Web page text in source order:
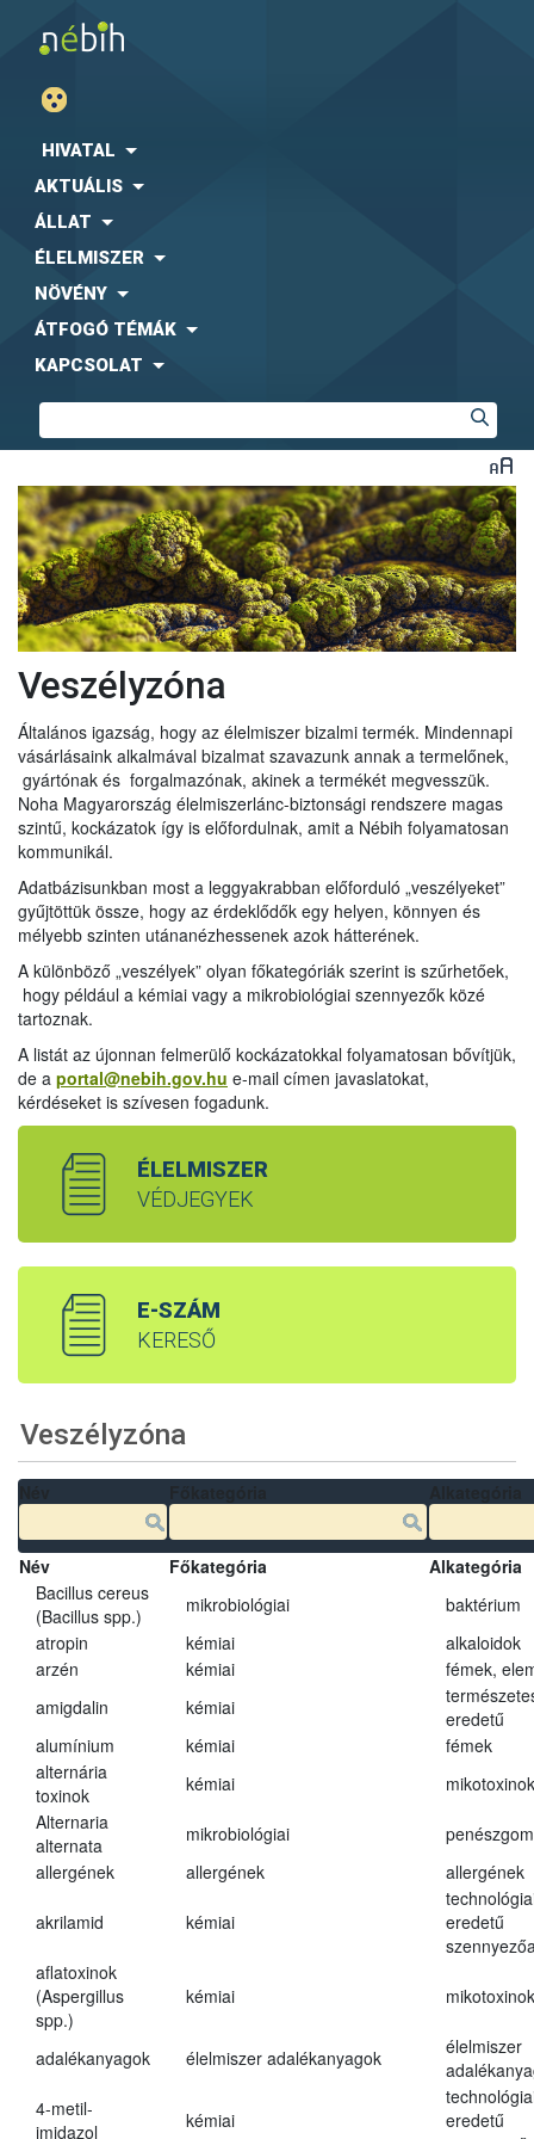
HIVATAL
AKTUÁLIS
ÁLLAT
ÉLELMISZER
NÖVÉNY
ÁTFOGÓ TÉMÁK
KAPCSOLAT
Veszélyzóna
Általános igazság, hogy az élelmiszer bizalmi termék. Mindennapi
vásárlásaink alkalmával bizalmat szavazunk annak a termelőnek,
gyártónak és forgalmazónak, akinek a termékét megvesszük.
Noha Magyarország élelmiszerlánc-biztonsági rendszere magas
szintű, kockázatok így is előfordulnak, amit a Nébih folyamatosan
kommunikál.
Adatbázisunkban most a leggyakrabban előforduló „veszélyeket”
gyűjtöttük össze, hogy az érdeklődők egy helyen, könnyen és
mélyebb szinten utánanézhessenek azok hátterének.
A különböző „veszélyek” olyan főkategóriák szerint is szűrhetőek,
hogy például a kémiai vagy a mikrobiológiai szennyezők közé
tartoznak.
A listát az újonnan felmerülő kockázatokkal folyamatosan bővítjük,
de a portal@nebih.gov.hu e-mail címen javaslatokat,
kérdéseket is szívesen fogadunk.
ÉLELMISZER
VÉDJEGYEK
E-SZÁM
KERESŐ
Veszélyzóna
Név Főkategória
Alkategória
Bacillus cereus
(Bacillus spp.)
mikrobiológiai
baktérium
atropin
kémiai
alkaloidok
arzén
kémiai
fémek,
amigdalin
kémiai
eredetű
alumínium
kémiai
fémek
alternária
toxinok
kémiai
mikotoxinok
Alternaria
alternata
mikrobiológiai
allergének
allergének allergének
akrilamid kémiai
eredetű
aflatoxinok
(Aspergillus
spp.)
kémiai mikotoxinok
adalékanyagok élelmiszer adalékanyagok
élelmiszer
4-metil-
imidazol
kémiai
eredetű